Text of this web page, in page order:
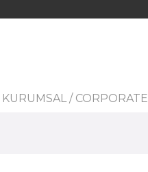
KURUMSAL / CORPORATE